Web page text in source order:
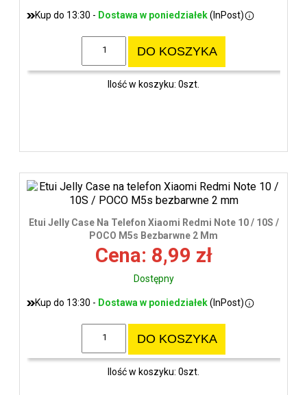
Kup do 13:30 - Dostawa w poniedziałek(InPost)
DO KOSZYKA
Ilość w koszyku: 0szt.
Etui Jelly Case Na Telefon Xiaomi Redmi Note 10 / 10S /
POCO M5s Bezbarwne 2 Mm
Cena: 8,99 zł
Dostępny
Kup do 13:30 - Dostawa w poniedziałek(InPost)
DO KOSZYKA
Ilość w koszyku: 0szt.